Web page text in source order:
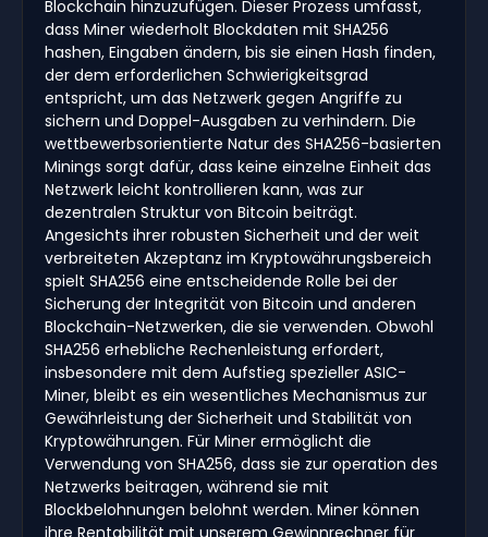
Blockchain hinzuzufügen. Dieser Prozess umfasst,
dass Miner wiederholt Blockdaten mit SHA256
hashen, Eingaben ändern, bis sie einen Hash finden,
der dem erforderlichen Schwierigkeitsgrad
entspricht, um das Netzwerk gegen Angriffe zu
sichern und Doppel-Ausgaben zu verhindern. Die
wettbewerbsorientierte Natur des SHA256-basierten
Minings sorgt dafür, dass keine einzelne Einheit das
Netzwerk leicht kontrollieren kann, was zur
dezentralen Struktur von Bitcoin beiträgt.
Angesichts ihrer robusten Sicherheit und der weit
verbreiteten Akzeptanz im Kryptowährungsbereich
spielt SHA256 eine entscheidende Rolle bei der
Sicherung der Integrität von Bitcoin und anderen
Blockchain-Netzwerken, die sie verwenden. Obwohl
SHA256 erhebliche Rechenleistung erfordert,
insbesondere mit dem Aufstieg spezieller ASIC-
Miner, bleibt es ein wesentliches Mechanismus zur
Gewährleistung der Sicherheit und Stabilität von
Kryptowährungen. Für Miner ermöglicht die
Verwendung von SHA256, dass sie zur operation des
Netzwerks beitragen, während sie mit
Blockbelohnungen belohnt werden. Miner können
ihre Rentabilität mit unserem Gewinnrechner für